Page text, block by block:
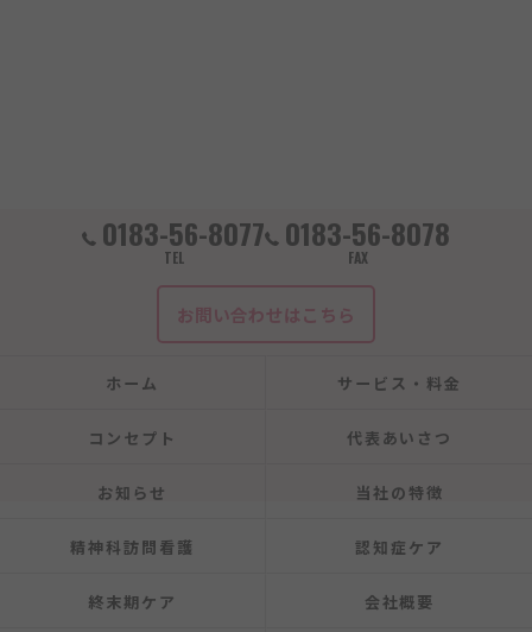
0183-56-8077
TEL
0183-56-8078
FAX
お問い合わせはこちら
ホーム サービス・料金
コンセプト 代表あいさつ
お知らせ 当社の特徴
精神科訪問看護 認知症ケア
終末期ケア 会社概要